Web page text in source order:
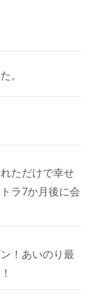
。
ただけで幸せ
ラ7か月後に会
！あいのり最
！